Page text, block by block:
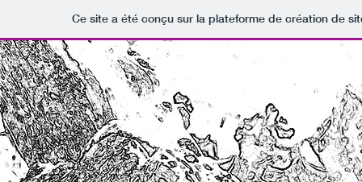
Ce site a été conçu sur la plateforme de création de